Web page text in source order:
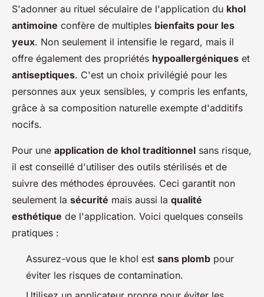
S'adonner au rituel séculaire de l'application du khol
antimoine confère de multiples bienfaits pour les
yeux. Non seulement il intensifie le regard, mais il
offre également des propriétés hypoallergéniques et
antiseptiques. C'est un choix privilégié pour les
personnes aux yeux sensibles, y compris les enfants,
grâce à sa composition naturelle exempte d'additifs
nocifs.
Pour une application de khol traditionnel sans risque,
il est conseillé d'utiliser des outils stérilisés et de
suivre des méthodes éprouvées. Ceci garantit non
seulement la sécurité mais aussi la qualité
esthétique de l'application. Voici quelques conseils
pratiques :
Assurez-vous que le khol est sans plomb pour
éviter les risques de contamination.